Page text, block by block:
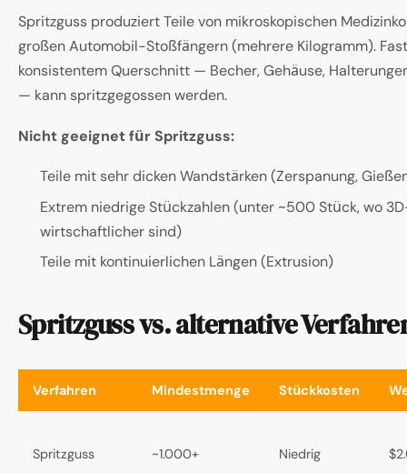
Spritzguss produziert Teile von mikroskopischen
großen Automobil-Stoßfängern (mehrere Kilogramm).
konsistentem Querschnitt — Becher, Gehäuse,
— kann spritzgegossen werden.
Nicht geeignet für Spritzguss:
Teile mit sehr dicken Wandstärken (Zerspanung,
Extrem niedrige Stückzahlen (unter ~500 Stück, wo
wirtschaftlicher sind)
Teile mit kontinuierlichen Längen (Extrusion)
Spritzguss vs. alternative
Verfahren Mindestmenge Stückkosten
Spritzguss ~1.000+ Niedrig